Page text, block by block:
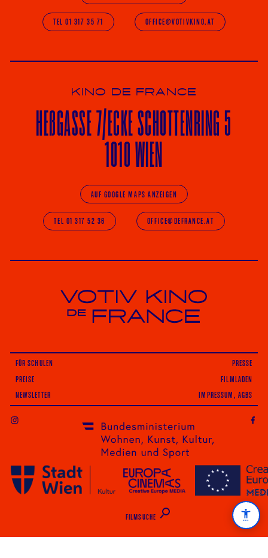
TEL 01 317 35 71 OFFICE@VOTIVKINO.AT
KINO DE FRANCE
HEßGASSE 7/ECKESCHOTTENRING 5
1010 WIEN
AUF GOOGLE MAPS ANZEIGEN
TEL 01 317 52 36 OFFICE@DEFRANCE.AT
Votiv Kino und Kino De France in Wien
FÜR SCHULEN
PRESSE
PREISE
FILMLADEN
NEWSLETTER IMPRESSUM, AGBS
FILMSUCHE